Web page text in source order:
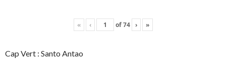
« ‹ of74 › »
Cap Vert : Santo Antao